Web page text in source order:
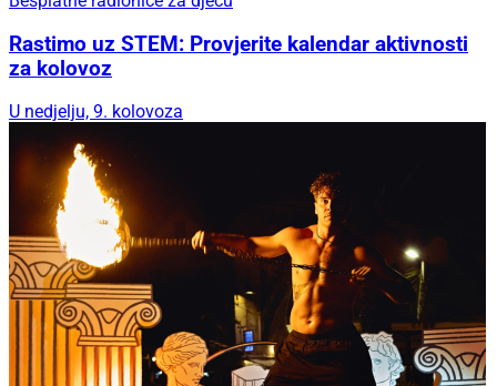
Rastimo uz STEM: Provjerite kalendar aktivnosti
za kolovoz
U nedjelju, 9. kolovoza